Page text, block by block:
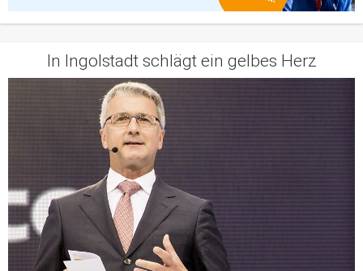
In Ingolstadt schlägt ein gelbes Herz